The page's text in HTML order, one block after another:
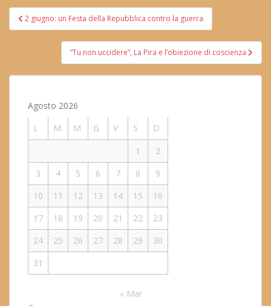
Navigazione
articoli
2 giugno: un Festa della Repubblica contro la guerra
“Tu non uccidere”, La Pira e l’obiezione di coscienza
Agosto 2026
L
M M G V S
D
1
2
3
4 5 6 7 8
9
10
11 12 13 14 15
16
17
18 19 20 21 22
23
24
25 26 27 28 29
30
31
« Mar